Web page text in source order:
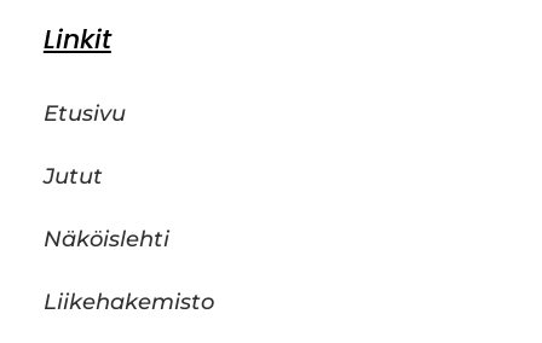
Linkit
Etusivu
Jutut
Näköislehti
Liikehakemisto